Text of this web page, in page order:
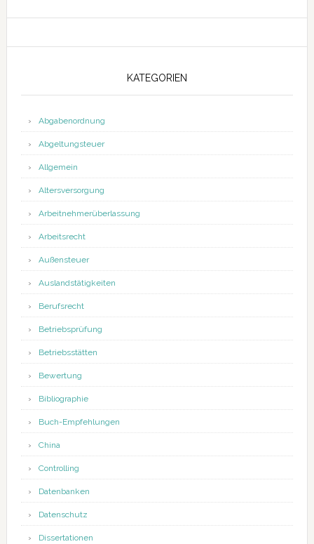
KATEGORIEN
Abgabenordnung
Abgeltungsteuer
Allgemein
Altersversorgung
Arbeitnehmerüberlassung
Arbeitsrecht
Außensteuer
Auslandstätigkeiten
Berufsrecht
Betriebsprüfung
Betriebsstätten
Bewertung
Bibliographie
Buch-Empfehlungen
China
Controlling
Datenbanken
Datenschutz
Dissertationen